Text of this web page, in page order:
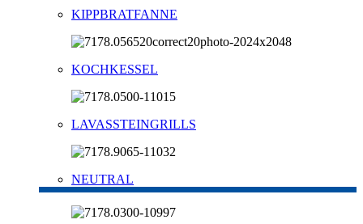
KIPPBRATFANNE
KOCHKESSEL
LAVASSTEINGRILLS
NEUTRAL